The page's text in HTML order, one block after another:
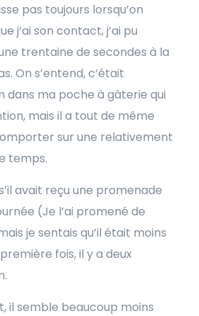
pas toujours lorsqu’on
j’ai son contact, j’ai pu
trentaine de secondes à la
On s’entend, c’était
dans ma poche à gâterie qui
mais il a tout de même
sur une relativement
temps.
avait reçu une promenade
(Je l’ai promené de
mais je sentais qu’il était moins
fois, il y a deux
il semble beaucoup moins